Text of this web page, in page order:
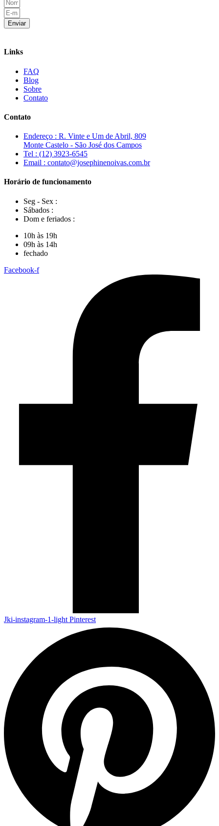
Enviar
Links
FAQ
Blog
Sobre
Contato
Contato
Endereço : R. Vinte e Um de Abril, 809
Monte Castelo - São José dos Campos
Tel : (12) 3923-6545
Email : contato@josephinenoivas.com.br
Horário de funcionamento
Seg - Sex :
Sábados :
Dom e feriados :
10h às 19h
09h às 14h
fechado
Facebook-f
Jki-instagram-1-light Pinterest